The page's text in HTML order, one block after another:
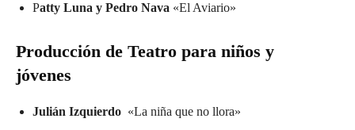
Patty Luna y Pedro Nava «El Aviario»
Producción de Teatro para niños y
jóvenes
Julián Izquierdo «La niña que no llora»